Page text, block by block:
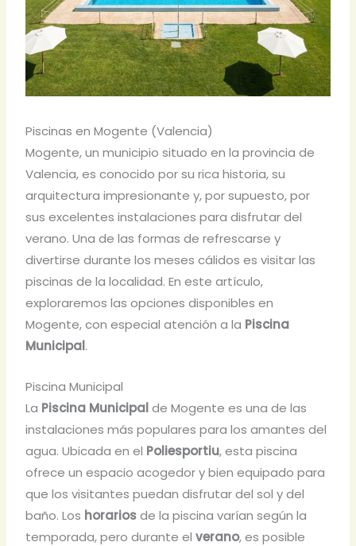
Piscinas en Mogente (Valencia)
Mogente, un municipio situado en la provincia de
Valencia, es conocido por su rica historia, su
arquitectura impresionante y, por supuesto, por
sus excelentes instalaciones para disfrutar del
verano. Una de las formas de refrescarse y
divertirse durante los meses cálidos es visitar las
piscinas de la localidad. En este artículo,
exploraremos las opciones disponibles en
Mogente, con especial atención a la Piscina
Municipal.
Piscina Municipal
La Piscina Municipalde Mogente es una de las
instalaciones más populares para los amantes del
agua. Ubicada en el Poliesportiu, esta piscina
ofrece un espacio acogedor y bien equipado para
que los visitantes puedan disfrutar del sol y del
baño. Los horariosde la piscina varían según la
temporada, pero durante elverano, es posible